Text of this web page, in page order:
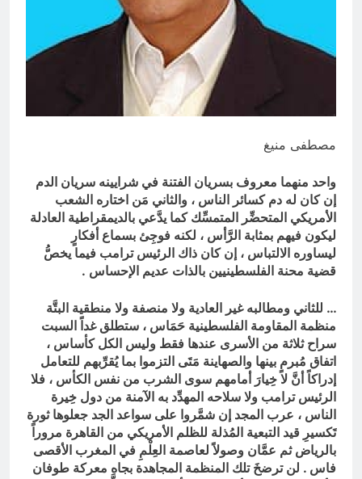
8 ساعات Ago
المخطط البياني للموت / راي الفلسفة
التجريدية للانسان
8 ساعات Ago
مصطفى منيغ
واحد منهما معروف بسريان الفتنة في شرايينه سريان الدم
إن كان له دم كسائر الناس ، والثاني مَن اختاره الشعب
الأمريكي المتحضِّر المتمسِّك كما يدَّعي بالديمقراطية العادلة
ليكون فيهم بمثابة الرَّأس ، لكنه فوجِئ بسماع أفكارٍ
ليساوره الالتباس ، إن كان ذاك الرئيس ترامب فيما يخصُّ
قضية محنة الفلسطينيين بالذات عديم الإحساس .
… للثاني ومطالبه غير العادية ولا منصفة ولا منطقية البتَّة
منظمة المقاومة الفلسطينية حَمَاس ، ستطلق غداً السبت
سراح ثلاثة من الأسرى عندها فقط وليس الكل كأساس ،
اتفاق مُبرمٍ بينها والصهاينة مَتَى التزموا بما يُقرِّبهم للتعامل
إدراكاً أنَّ لا خِيارَ أمامهم سوى الشرب من نفس الكأس ، فلا
الرئيس ترامب ولا سلاحه المهدِّد به الآمنة من دول خِيرة
الناس ، عرب المجد إن شمَّروا على سواعد الجد جعلوها ثورة
تَكسيرِ قيد التبعية المُذلة للظلم الأمريكي من القاهرة مروراً
بالرياض ثم عمَّان وصولاً لعاصمة العِلْمِ في المغرب الأقصى
فاس . لن ترضخَ تلك المنظمة المجاهدة بجاه معركة طوفان